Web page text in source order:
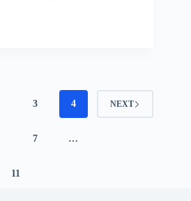
3 4
7 …
11
NEXT